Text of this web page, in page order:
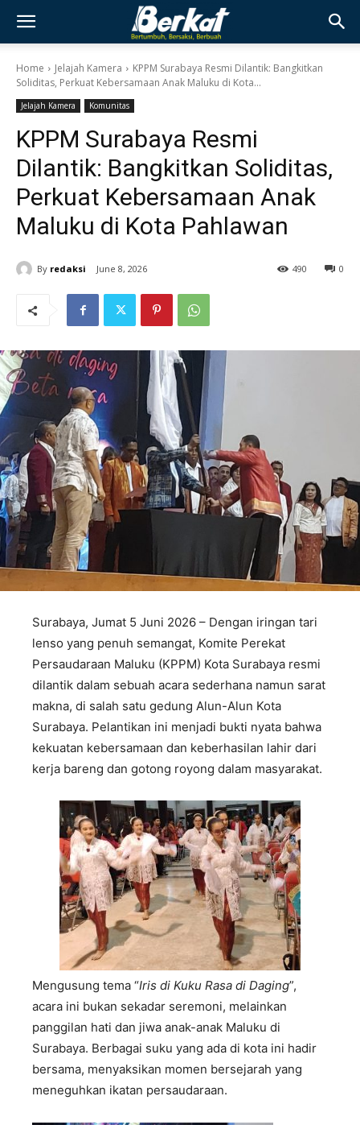
Home Jelajah Kamera
KPPM Surabaya Resmi Dilantik: Bangkitkan
Soliditas, Perkuat Kebersamaan Anak Maluku di Kota...
Jelajah Kamera Komunitas
KPPM Surabaya Resmi
Dilantik: Bangkitkan Soliditas,
Perkuat Kebersamaan Anak
Maluku di Kota Pahlawan
By redaksi June 8, 2026 0
490
Surabaya, Jumat 5 Juni 2026 – Dengan iringan tari
lenso yang penuh semangat, Komite Perekat
Persaudaraan Maluku (KPPM) Kota Surabaya resmi
dilantik dalam sebuah acara sederhana namun sarat
makna, di salah satu gedung Alun-Alun Kota
Surabaya. Pelantikan ini menjadi bukti nyata bahwa
kekuatan kebersamaan dan keberhasilan lahir dari
kerja bareng dan gotong royong dalam masyarakat.
Mengusung tema “Iris di Kuku Rasa di Daging”,
acara ini bukan sekadar seremoni, melainkan
panggilan hati dan jiwa anak-anak Maluku di
Surabaya. Berbagai suku yang ada di kota ini hadir
bersama, menyaksikan momen bersejarah yang
meneguhkan ikatan persaudaraan.